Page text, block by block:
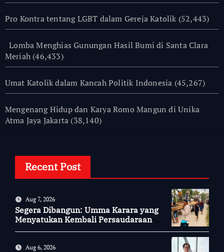
Pro Kontra tentang LGBT dalam Gereja Katolik (52,443)
Lomba Menghias Gunungan Hasil Bumi di Santa Clara
Meriah (46,433)
Umat Katolik dalam Kancah Politik Indonesia (45,267)
Mengenang Hidup dan Karya Romo Mangun di Unika
Atma Jaya Jakarta (38,140)
Recent Post
Aug 7, 2026
Segera Dibangun: Umma Karara yang
Menyatukan Kembali Persaudaraan di
Aug 6, 2026